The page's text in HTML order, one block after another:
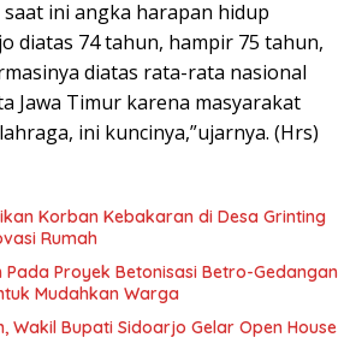
saat ini angka harapan hidup
diatas 74 tahun, hampir 75 tahun,
diatas rata-rata nasional
Jawa Timur karena masyarakat
ini kuncinya,”ujarnya. (Hrs)
Korban Kebakaran di Desa Grinting
Rumah
Pada Proyek Betonisasi Betro-Gedangan
Mudahkan Warga
Wakil Bupati Sidoarjo Gelar Open House